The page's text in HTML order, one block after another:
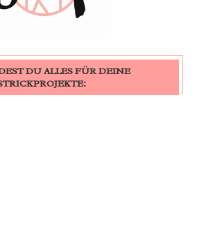
DU ALLES FÜR DEINE